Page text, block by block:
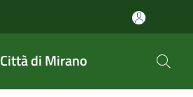
Città di Mirano